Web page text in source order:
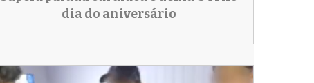
dia do aniversário